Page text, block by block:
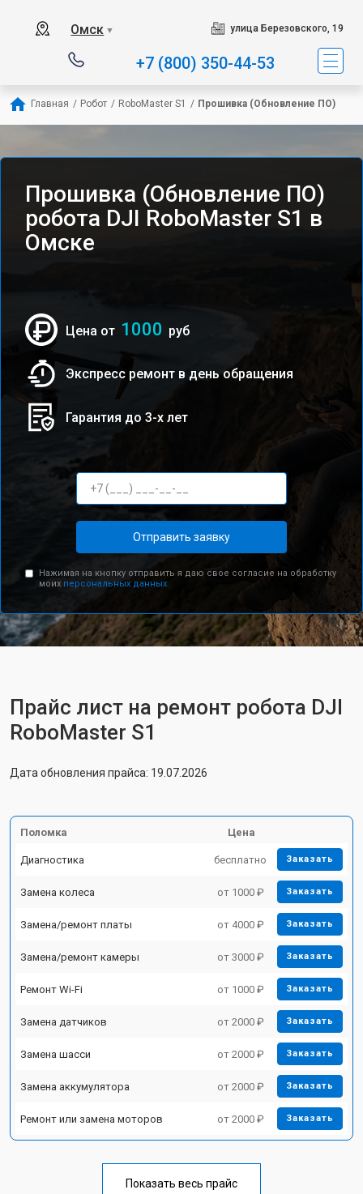
Омск ▼ улица Березовского, 19
+7 (800) 350-44-53
Главная / Робот / RoboMaster S1 / Прошивка (Обновление ПО)
Прошивка (Обновление ПО)
робота DJI RoboMaster S1 в
Омске
Цена от 1000 руб
Экспресс ремонт в день обращения
Гарантия до 3-х лет
Отправить заявку
Нажимая на кнопку отправить я даю свое согласие на обработку
моих персональных данных.
Прайс лист на ремонт робота DJI
RoboMaster S1
Дата обновления прайса: 19.07.2026
Поломка Цена
Диагностика бесплатно Заказать
Замена колеса от 1000 ₽ Заказать
Замена/ремонт платы от 4000 ₽ Заказать
Замена/ремонт камеры от 3000 ₽ Заказать
Ремонт Wi-Fi от 1000 ₽ Заказать
Замена датчиков от 2000 ₽ Заказать
Замена шасси от 2000 ₽ Заказать
Замена аккумулятора от 2000 ₽ Заказать
Ремонт или замена моторов от 2000 ₽ Заказать
Показать весь прайс